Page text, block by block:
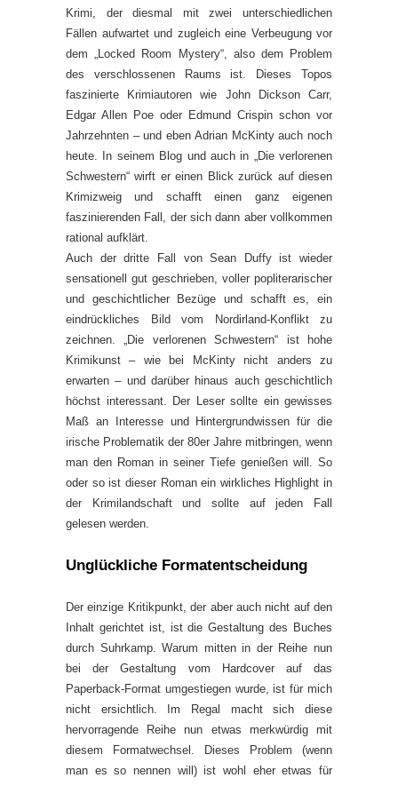
Krimi, der diesmal mit zwei unterschiedlichen
Fällen aufwartet und zugleich eine Verbeugung vor
dem „Locked Room Mystery“, also dem Problem
des verschlossenen Raums ist. Dieses Topos
faszinierte Krimiautoren wie John Dickson Carr,
Edgar Allen Poe oder Edmund Crispin schon vor
Jahrzehnten – und eben Adrian McKinty auch noch
heute. In seinem Blog und auch in „Die verlorenen
Schwestern“ wirft er einen Blick zurück auf diesen
Krimizweig und schafft einen ganz eigenen
faszinierenden Fall, der sich dann aber vollkommen
rational aufklärt.
Auch der dritte Fall von Sean Duffy ist wieder
sensationell gut geschrieben, voller popliterarischer
und geschichtlicher Bezüge und schafft es, ein
eindrückliches Bild vom Nordirland-Konflikt zu
zeichnen. „Die verlorenen Schwestern“ ist hohe
Krimikunst – wie bei McKinty nicht anders zu
erwarten – und darüber hinaus auch geschichtlich
höchst interessant. Der Leser sollte ein gewisses
Maß an Interesse und Hintergrundwissen für die
irische Problematik der 80er Jahre mitbringen, wenn
man den Roman in seiner Tiefe genießen will. So
oder so ist dieser Roman ein wirkliches Highlight in
der Krimilandschaft und sollte auf jeden Fall
gelesen werden.
Unglückliche Formatentscheidung
Der einzige Kritikpunkt, der aber auch nicht auf den
Inhalt gerichtet ist, ist die Gestaltung des Buches
durch Suhrkamp. Warum mitten in der Reihe nun
bei der Gestaltung vom Hardcover auf das
Paperback-Format umgestiegen wurde, ist für mich
nicht ersichtlich. Im Regal macht sich diese
hervorragende Reihe nun etwas merkwürdig mit
diesem Formatwechsel. Dieses Problem (wenn
man es so nennen will) ist wohl eher etwas für